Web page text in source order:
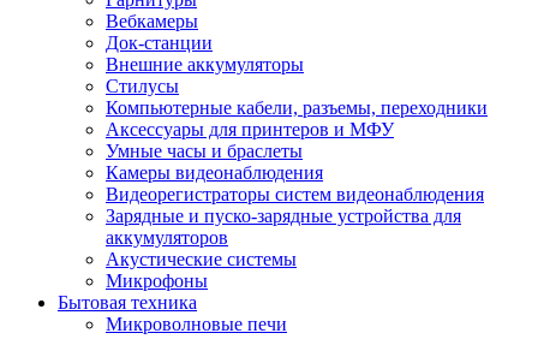
Вебкамеры
Док-станции
Внешние аккумуляторы
Стилусы
Компьютерные кабели, разъемы, переходники
Аксессуары для принтеров и МФУ
Умные часы и браслеты
Камеры видеонаблюдения
Видеорегистраторы систем видеонаблюдения
Зарядные и пуско-зарядные устройства для
аккумуляторов
Акустические системы
Микрофоны
Бытовая техника
Микроволновые печи